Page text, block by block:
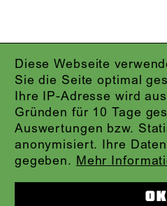
Diese Webseite
Sie die Seite optimal
Ihre IP-Adresse wird
Gründen für 10 Tage
Auswertungen bzw.
anonymisiert. Ihre
gegeben. Mehr
OK
IMPRESSUM
DATENSCHUTZ
AGB
KONTAKT
ABO-LOGIN
PRESSE